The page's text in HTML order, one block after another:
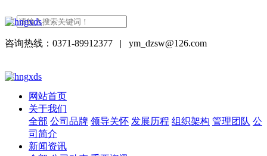
咨询热线：0371-89912377 | ym_dzsw@126.com
网站首页
关于我们
全部 公司品牌 领导关怀 发展历程 组织架构 管理团队 公
司简介
新闻资讯